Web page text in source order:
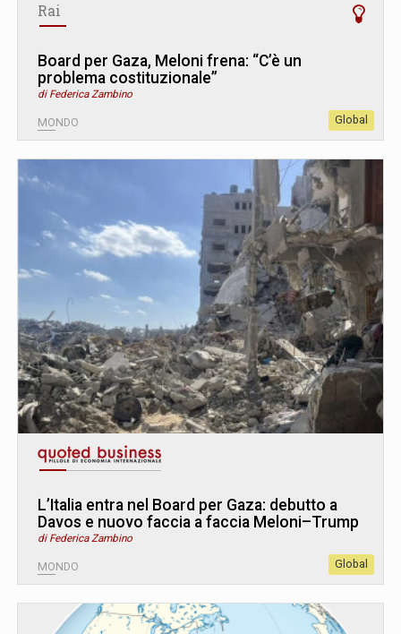
Rai
Board per Gaza, Meloni frena: “C’è un
problema costituzionale”
di Federica Zambino
MONDO Global
L’Italia entra nel Board per Gaza: debutto a
Davos e nuovo faccia a faccia Meloni–Trump
di Federica Zambino
MONDO Global